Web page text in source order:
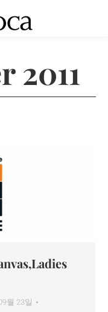
2011
월 23일